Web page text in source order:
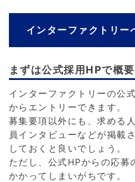
はなく、入社した場所
ただし、異なる部署へ
インターファクトリー
まずは公式採用HPで概
インターファクトリーの公
からエントリーできます。
募集要項以外にも、求める
員インタビューなどが掲載
しておくと良いでしょう。
ただし、公式HPからの応募
かかってしまいがちです。